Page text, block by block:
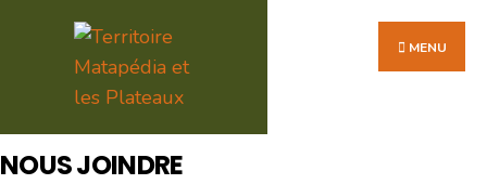
content
MENU
NOUS JOINDRE
for: